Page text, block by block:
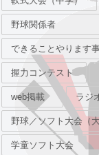
野球関係者
できることやります
握力コンテスト
web掲載 ラジ
野球／ソフト大会（
学童ソフト大会